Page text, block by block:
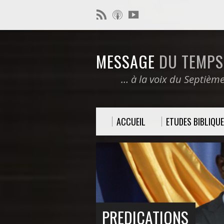
MESSAGE DU
… à la voix du
ACCUEIL ETUDES
PREDICATIONS